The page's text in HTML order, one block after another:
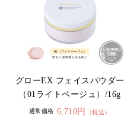
グローEX フェイスパウダー
（01ライトベージュ）/16g
通常価格 6,710円 （税込）